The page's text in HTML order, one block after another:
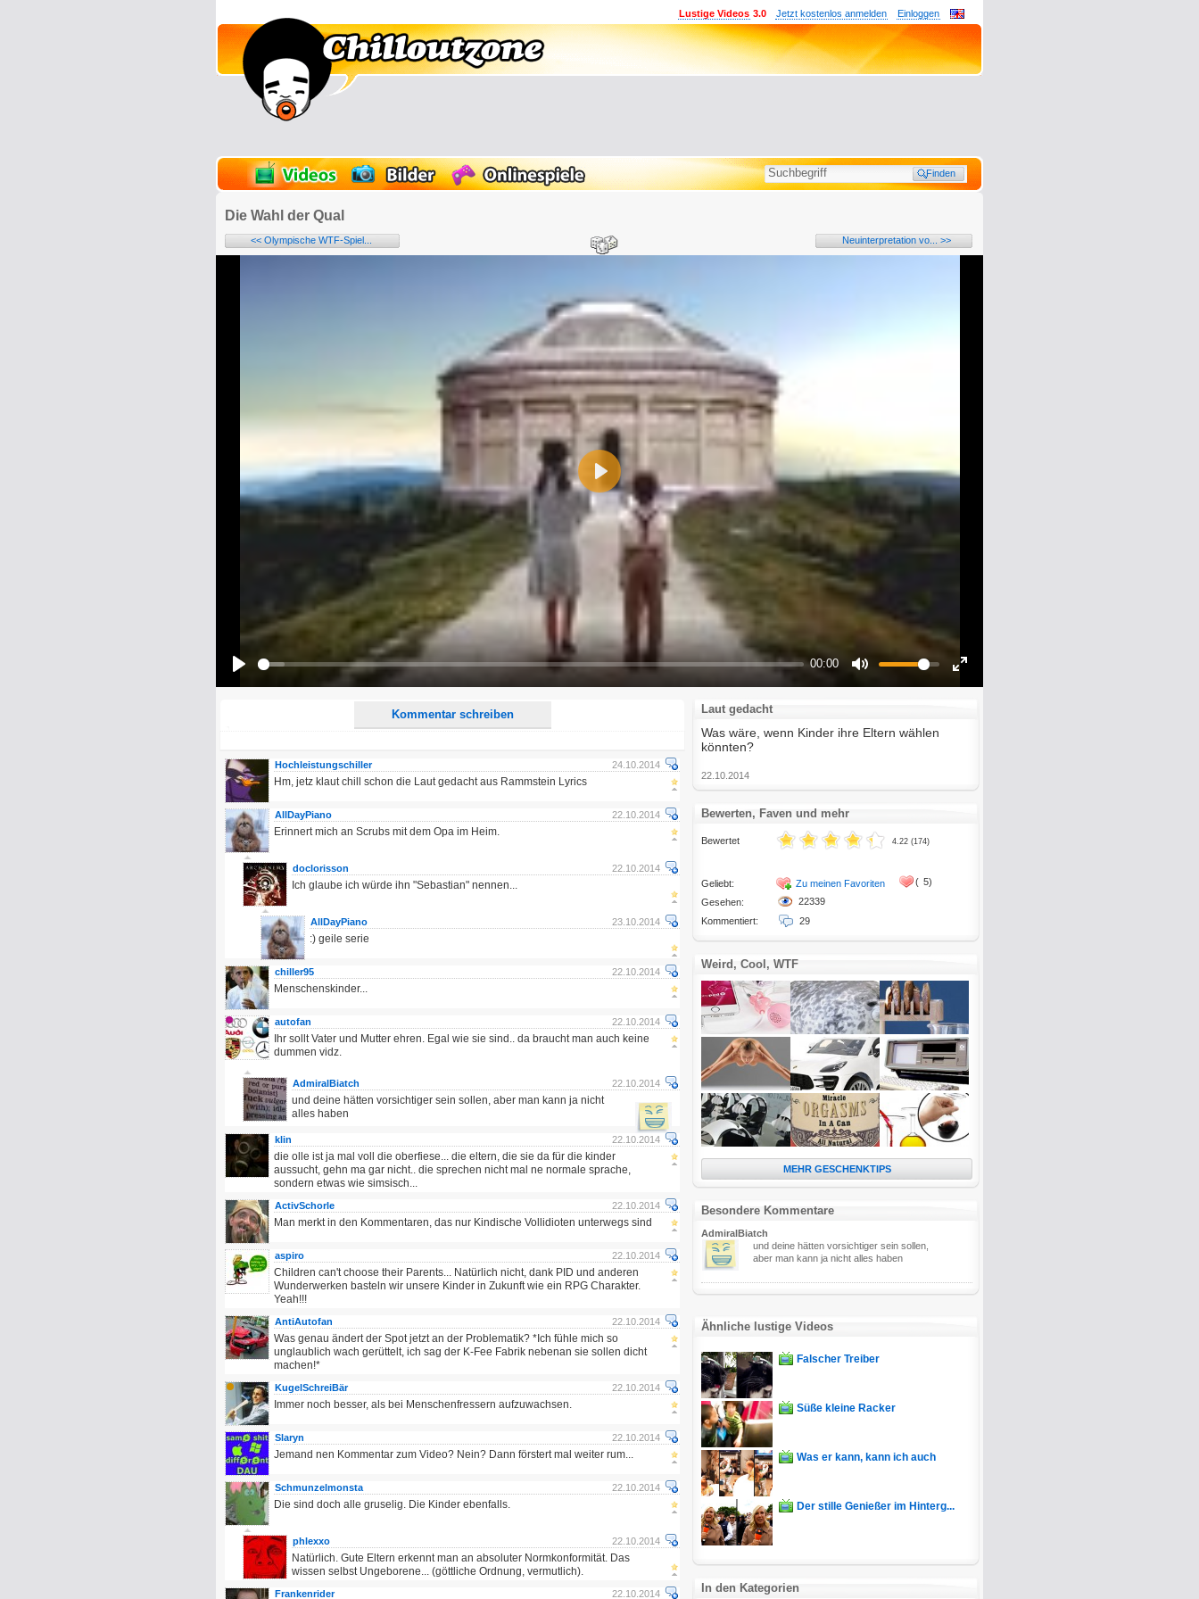
Einloggen
Jetzt kostenlos anmelden
Lustige Videos 3.0
Die Wahl der Qual
<< Olympische WTF-Spiel... Neuinterpretation vo... >>
00:00
Play
Kommentar schreiben
Name:
E-Mail-Adresse (optional):
Alle HTML-Tags außer <br>, <strike> und <i> werden aus Deinem Kommentar entfernt.
URLs werden automatisch umgewandelt. Bitte verwende "www." oder "http://" in URLs
Ich möchte eine E-Mail, wenn zu meinem Kommentar Antworten erscheinen.
Ich möchte eine E-Mail, wenn auf dieser Seite weitere Kommentare erscheinen.
24.10.2014
Hochleistungschiller
Hm, jetz klaut chill schon die Laut gedacht aus Rammstein Lyrics
22.10.2014
AllDayPiano
Erinnert mich an Scrubs mit dem Opa im Heim.
22.10.2014
doclorisson
Ich glaube ich würde ihn "Sebastian" nennen...
23.10.2014
AllDayPiano
:) geile serie
22.10.2014
chiller95
Menschenskinder...
22.10.2014
autofan
Ihr sollt Vater und Mutter ehren. Egal wie sie sind.. da braucht man auch keine
dummen vidz.
22.10.2014
AdmiralBiatch
und deine hätten vorsichtiger sein sollen, aber man kann ja nicht
alles haben
22.10.2014
klin
die olle ist ja mal voll die oberfiese... die eltern, die sie da für die kinder
aussucht, gehn ma gar nicht.. die sprechen nicht mal ne normale sprache,
sondern etwas wie simsisch...
22.10.2014
ActivSchorle
Man merkt in den Kommentaren, das nur Kindische Vollidioten unterwegs sind
22.10.2014
aspiro
Children can't choose their Parents... Natürlich nicht, dank PID und anderen
Wunderwerken basteln wir unsere Kinder in Zukunft wie ein RPG Charakter.
Yeah!!!
22.10.2014
AntiAutofan
Was genau ändert der Spot jetzt an der Problematik? *Ich fühle mich so
unglaublich wach gerüttelt, ich sag der K-Fee Fabrik nebenan sie sollen dicht
machen!*
22.10.2014
KugelSchreiBär
Immer noch besser, als bei Menschenfressern aufzuwachsen.
22.10.2014
Slaryn
Jemand nen Kommentar zum Video? Nein? Dann förstert mal weiter rum...
22.10.2014
Schmunzelmonsta
Die sind doch alle gruselig. Die Kinder ebenfalls.
22.10.2014
phlexxo
Natürlich. Gute Eltern erkennt man an absoluter Normkonformität. Das
wissen selbst Ungeborene... (göttliche Ordnung, vermutlich).
22.10.2014
Frankenrider
Laut gedacht
Was wäre, wenn Kinder ihre Eltern wählen
könnten?
22.10.2014
Bewerten, Faven und mehr
Bewertet
Geliebt:
Gesehen:
Kommentiert:
4.22 (174)
Zu meinen Favoriten
22339
29
( 5)
Weird, Cool, WTF
MEHR GESCHENKTIPS
Besondere Kommentare
AdmiralBiatch
und deine hätten vorsichtiger sein sollen,
aber man kann ja nicht alles haben
Ähnliche lustige Videos
Falscher Treiber
Süße kleine Racker
Was er kann, kann ich auch
Der stille Genießer im Hinterg...
In den Kategorien